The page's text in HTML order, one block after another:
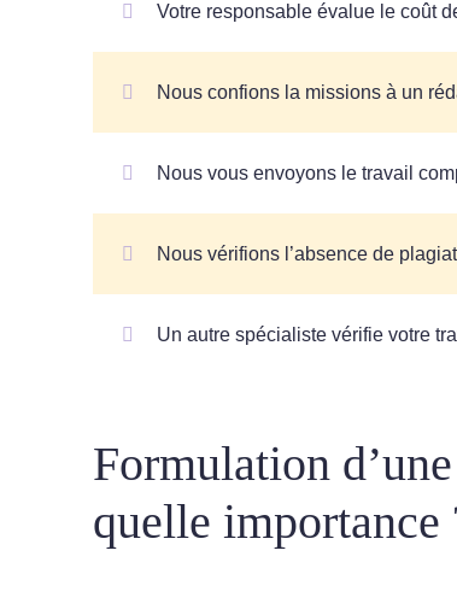
Votre responsable évalue le coût
Nous confions la missions à un
Nous vous envoyons le travail
Nous vérifions l’absence de
Un autre spécialiste vérifie votre
Formulation
quelle importance